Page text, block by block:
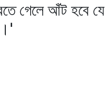
গেলে আঁট হবে যে